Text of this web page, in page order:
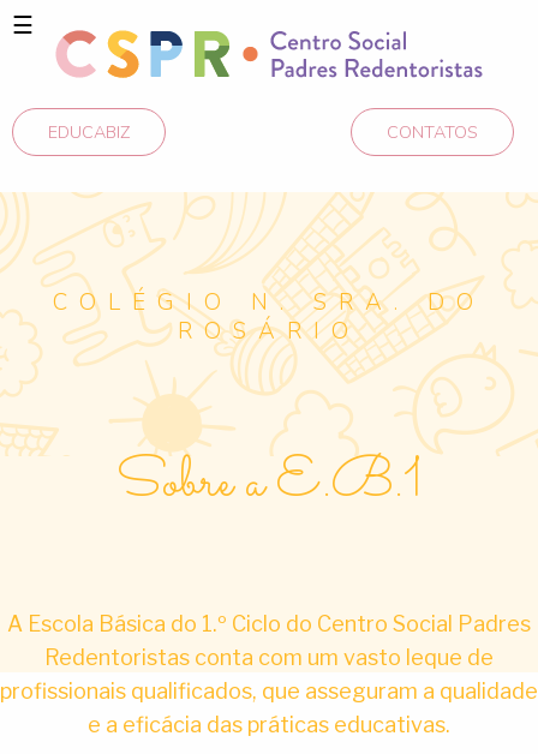
☰
CONTATOS
EDUCABIZ
COLÉGIO N. SRA. DO
ROSÁRIO
Sobre a E.B.1
A Escola Básica do 1.º Ciclo do Centro Social Padres
Redentoristas conta com um vasto leque de
profissionais qualificados, que asseguram a qualidade
e a eficácia das práticas educativas.